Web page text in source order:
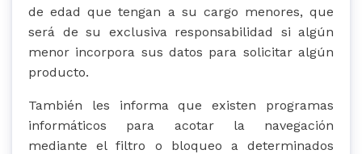
de edad que tengan a su cargo menores, que
será de su exclusiva responsabilidad si algún
menor incorpora sus datos para solicitar algún
producto.
También les informa que existen programas
informáticos para acotar la navegación
mediante el filtro o bloqueo a determinados